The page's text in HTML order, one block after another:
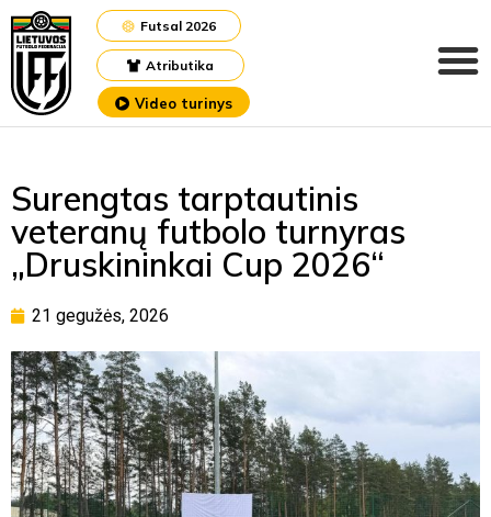
Atributika
Futsal 2026
Video turinys
Surengtas tarptautinis
veteranų futbolo turnyras
„Druskininkai Cup 2026“
21 gegužės, 2026